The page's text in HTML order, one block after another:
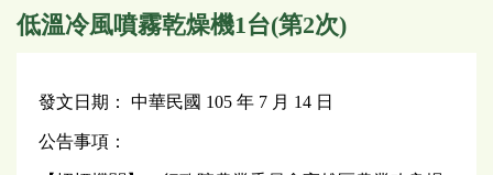
低溫冷風噴霧乾燥機1台(第2次)
發文日期： 中華民國 105 年 7 月 14 日
公告事項：